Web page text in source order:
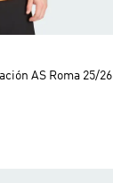
AS Roma 25/26